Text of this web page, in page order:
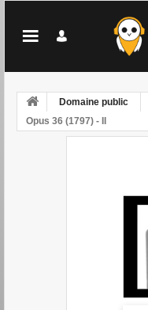
Domaine public
Opus 36 (1797) - II